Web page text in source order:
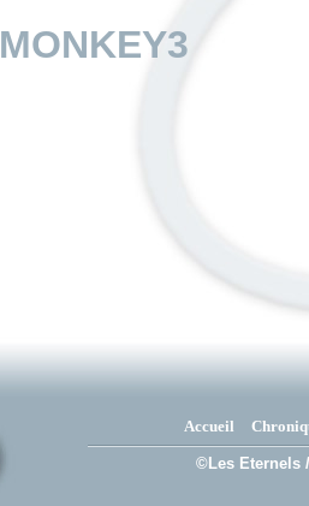
MONKEY3
Accueil
©Les Eternels